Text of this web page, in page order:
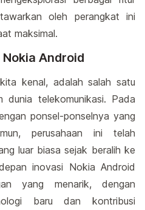
oleh perangkat ini
maksimal.
Android
kenal, adalah salah satu
dunia telekomunikasi. Pada
ponsel-ponselnya yang
perusahaan ini telah
luar biasa sejak beralih ke
inovasi Nokia Android
yang menarik, dengan
baru dan kontribusi